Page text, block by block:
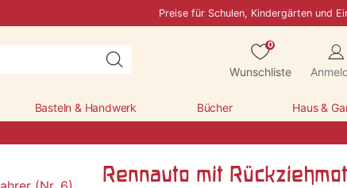
Preise für Schulen, Kindergärten und
0
Wunschliste
Basteln & Handwerk Bücher Haus &
Rennauto mit